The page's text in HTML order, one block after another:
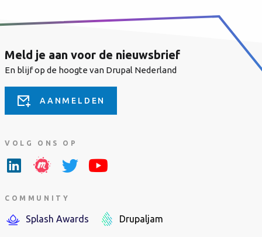
Meld je aan voor de nieuwsbrief
En blijf op de hoogte van Drupal Nederland
AANMELDEN
VOLG ONS OP
COMMUNITY
Splash Awards Drupaljam